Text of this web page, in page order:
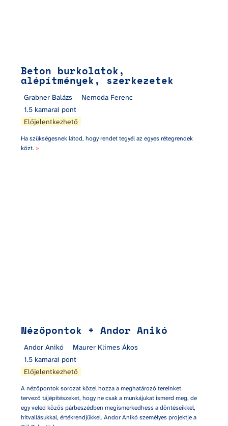
Beton burkolatok,
alépítmények, szerkezetek
Grabner Balázs
Nemoda Ferenc
1.5 kamarai pont
Előjelentkezhető
Ha szükségesnek látod, hogy rendet tegyél az egyes rétegrendek
közt. »
Nézőpontok + Andor Anikó
Andor Anikó
Maurer Klimes Ákos
1.5 kamarai pont
Előjelentkezhető
A nézőpontok sorozat közel hozza a meghatározó tereinket
tervező tájépítészeket, hogy ne csak a munkájukat ismerd meg, de
egy veled közös párbeszédben megismerkedhess a döntéseikkel,
hitvallásukkal, értékrendjükkel. Andor Anikó személyes projektje a